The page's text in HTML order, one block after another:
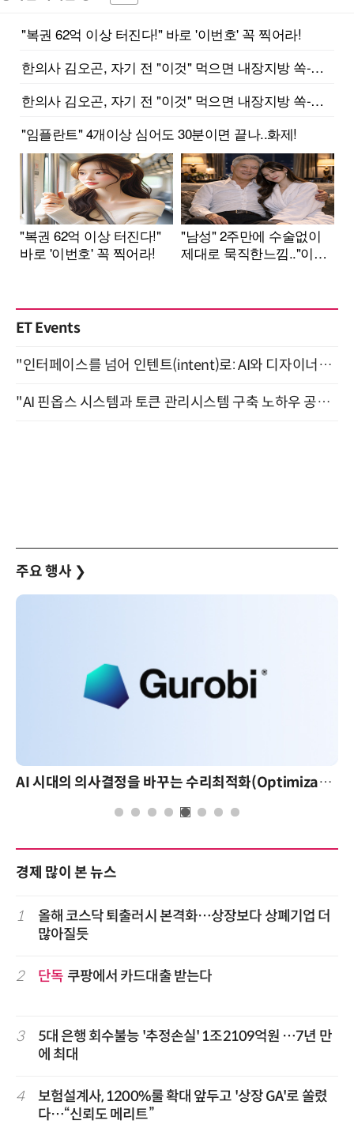
ET Events
"인터페이스를 넘어 인텐트(intent)로: AI와 디자이너가 함께 만드는 공존의 UX" 강남역 (9/2)
"AI 핀옵스 시스템과 토큰 관리시스템 구축 노하우 공개" 잠실 한국광고문화회관 2층 대회의실 (8/21)
주요 행사 ❯
AI 시대의 의사결정을 바꾸는 수리최적화(Optimization): 실제 산업 적용 사례와 활용 전략
경제 많이 본 뉴스
1
올해 코스닥 퇴출러시 본격화…상장보다 상폐기업 더
많아질듯
2 단독 쿠팡에서 카드대출 받는다
3
5대 은행 회수불능 '추정손실' 1조2109억원 …7년 만
에 최대
4
보험설계사, 1200%룰 확대 앞두고 '상장 GA'로 쏠렸
다…“신뢰도 메리트”